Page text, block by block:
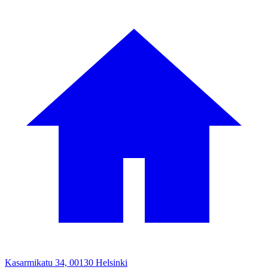
Kasarmikatu 34, 00130 Helsinki